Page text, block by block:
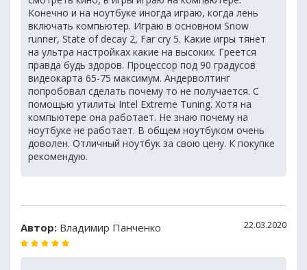
Конечно и на ноутбуке иногда играю, когда лень
включать компьютер. Играю в основном Snow
runner, State of decay 2, Far cry 5. Какие игры тянет
на ультра настройках какие на высоких. Греется
правда будь здоров. Процессор под 90 градусов
видеокарта 65-75 максимум. Андерволтинг
попробовал сделать почему то не получается. С
помощью утилиты Intel Extreme Tuning. Хотя на
компьютере она работает. Не знаю почему на
ноутбуке не работает. В общем ноутбуком очень
доволен. Отличный ноутбук за свою цену. К покупке
рекомендую.
Автор: Владимир Панченко 22.03.2020